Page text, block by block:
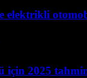
elektrikli
için 2025